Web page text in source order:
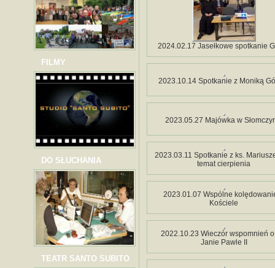
FILMY
DO SŁUCHANIA
TEATR SANTO SUBITO
2024.02.17 Jasełkowe spotkanie
2023.10.14 Spotkanie z Moniką
2023.05.27 Majówka w
2023.03.11 Spotkanie z ks.
temat cierpienia
2023.01.07 Wspólne
Kościele
2022.10.23 Wieczór wspomnień o
Janie Pawle II